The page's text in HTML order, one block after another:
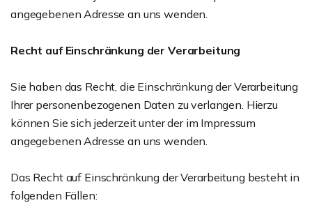
angegebenen Adresse an uns wenden.
Recht auf Einschränkung der Verarbeitung
Sie haben das Recht, die Einschränkung der Verarbeitung
Ihrer personenbezogenen Daten zu verlangen. Hierzu
können Sie sich jederzeit unter der im Impressum
angegebenen Adresse an uns wenden.
Das Recht auf Einschränkung der Verarbeitung besteht in
folgenden Fällen: